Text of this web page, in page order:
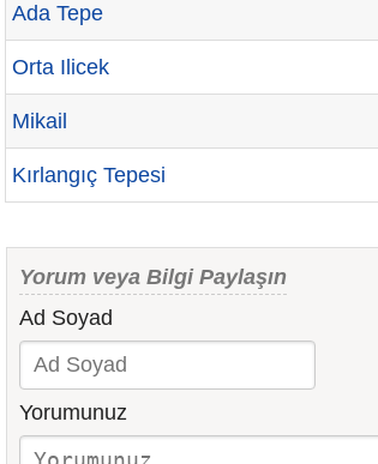
Ada Tepe
Orta Ilicek
Mikail
Kırlangıç Tepesi
Yorum veya Bilgi Paylaşın
Ad Soyad
Yorumunuz